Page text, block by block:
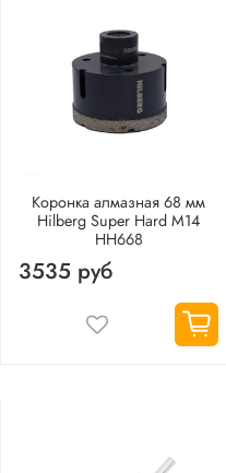
Коронка алмазная 68 мм
Hilberg Super Hard M14
HH668
3535 руб